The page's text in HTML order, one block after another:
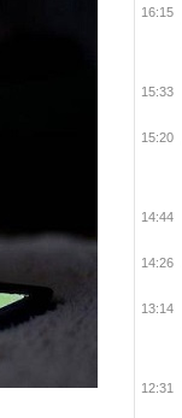
16:15
15:33
15:20
14:44
14:26
13:14
12:31